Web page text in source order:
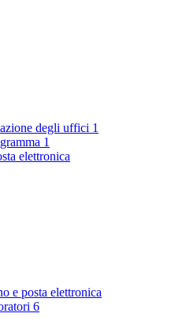
degli uffici 1
1
elettronica
e posta elettronica
6